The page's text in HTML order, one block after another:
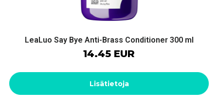
LeaLuo Say Bye Anti-Brass Conditioner 300 ml
14.45 EUR
Lisätietoja